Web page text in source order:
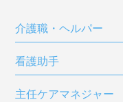
介護職・ヘルパー
看護助手
主任ケアマネジャー